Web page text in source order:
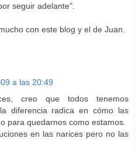
seguir adelante".
con este blog y el de Juan.
a las 20:49
creo que todos tenemos
diferencia radica en cómo las
para quedarnos como estamos.
en las narices pero no las